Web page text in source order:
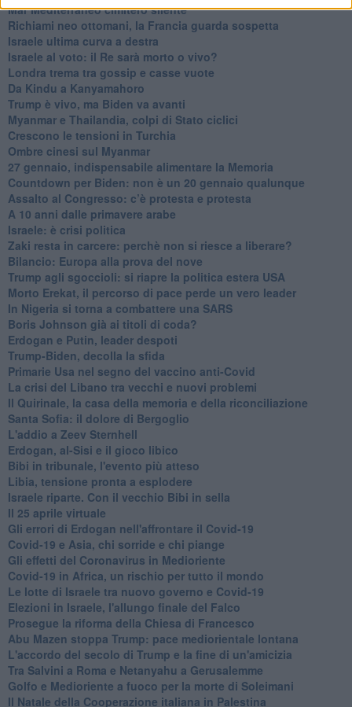
Mar Mediterraneo cimitero silente
Richiami neo ottomani, la Francia guarda sospetta
Israele ultima curva a destra
Israele al voto: il Re sarà morto o vivo?
Londra trema tra gossip e casse vuote
Da Kindu a Kanyamahoro
Trump è vivo, ma Biden va avanti
Myanmar e Thailandia, colpi di Stato ciclici
Crescono le tensioni in Turchia
Ombre cinesi sul Myanmar
27 gennaio, indispensabile alimentare la Memoria
Countdown per Biden: non è un 20 gennaio qualunque
Assalto al Congresso: c’è protesta e protesta
A 10 anni dalle primavere arabe
Israele: è crisi politica
Zaki resta in carcere: perchè non si riesce a liberare?
Bilancio: Europa alla prova del nove
Trump agli sgoccioli: si riapre la politica estera USA
Morto Erekat, il percorso di pace perde un vero leader
In Nigeria si torna a combattere una SARS
Boris Johnson già ai titoli di coda?
Erdogan e Putin, leader despoti
Trump-Biden, decolla la sfida
Primarie Usa nel segno del vaccino anti-Covid
La crisi del Libano tra vecchi e nuovi problemi
Il Quirinale, la casa della memoria e della riconciliazione
Santa Sofia: il dolore di Bergoglio
L'addio a ​Zeev Sternhell
Erdogan, al-Sisi e il gioco libico
Bibi in tribunale, l'evento più atteso
Libia, tensione pronta a esplodere
Israele riparte. Con il vecchio Bibi in sella
Il 25 aprile virtuale
Gli errori di Erdogan nell'affrontare il Covid-19
Covid-19 e Asia, chi sorride e chi piange
Gli effetti del Coronavirus in Medioriente
Covid-19 in Africa, un rischio per tutto il mondo
Le lotte di Israele tra nuovo governo e Covid-19
Elezioni in Israele, l'allungo finale del Falco
Prosegue la riforma della Chiesa di Francesco
Abu Mazen stoppa Trump: pace mediorientale lontana
L'accordo del secolo di Trump e la fine di un'amicizia
Tra Salvini a Roma e Netanyahu a Gerusalemme
Golfo e Medioriente a fuoco per la morte di Soleimani
Il Natale della Cooperazione italiana in Palestina